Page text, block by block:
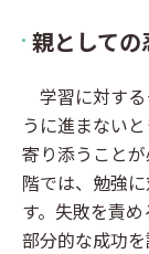
親として
学習に対する
うに進まない
寄り添うこと
階では、勉強
す。失敗を責
部分的な成功